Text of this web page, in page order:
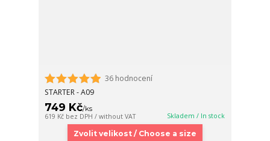
36 hodnocení
STARTER - A09
749 Kč/ks
619 Kč bez DPH / without VAT Skladem / In stock
Zvolit velikost / Choose a size